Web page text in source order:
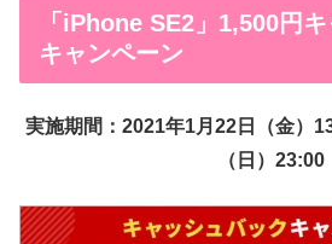
「iPhone SE2」1,500円
キャンペーン
実施期間：2021年1月22日（金）
（日）23:00